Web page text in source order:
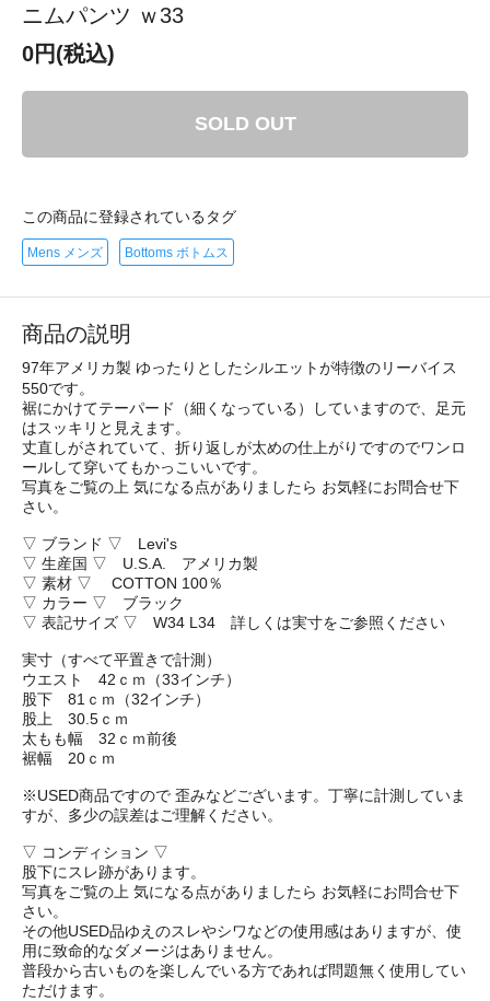
ニムパンツ ｗ33
0円(税込)
SOLD OUT
この商品に登録されているタグ
Mens メンズ Bottoms ボトムス
商品の説明
97年アメリカ製 ゆったりとしたシルエットが特徴のリーバイス
550です。
裾にかけてテーパード（細くなっている）していますので、足元
はスッキリと見えます。
丈直しがされていて、折り返しが太めの仕上がりですのでワンロ
ールして穿いてもかっこいいです。
写真をご覧の上 気になる点がありましたら お気軽にお問合せ下
さい。
▽ ブランド ▽ Levi's
▽ 生産国 ▽ U.S.A. アメリカ製
▽ 素材 ▽ COTTON 100％
▽ カラー ▽ ブラック
▽ 表記サイズ ▽ W34 L34 詳しくは実寸をご参照ください
実寸（すべて平置きで計測）
ウエスト 42ｃｍ（33インチ）
股下 81ｃｍ（32インチ）
股上 30.5ｃｍ
太もも幅 32ｃｍ前後
裾幅 20ｃｍ
※USED商品ですので 歪みなどございます。丁寧に計測していま
すが、多少の誤差はご理解ください。
▽ コンディション ▽
股下にスレ跡があります。
写真をご覧の上 気になる点がありましたら お気軽にお問合せ下
さい。
その他USED品ゆえのスレやシワなどの使用感はありますが、使
用に致命的なダメージはありません。
普段から古いものを楽しんでいる方であれば問題無く使用してい
ただけます。